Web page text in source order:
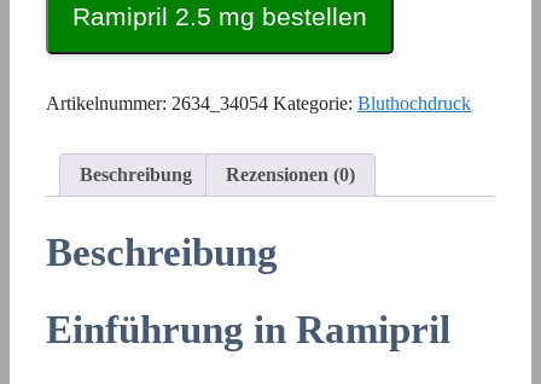
Ramipril 2.5 mg bestellen
Artikelnummer: 2634_34054 Kategorie: Bluthochdruck
Beschreibung Rezensionen (0)
Beschreibung
Einführung in Ramipril